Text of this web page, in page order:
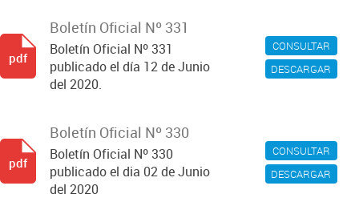
CONSULTAR
DESCARGAR
Boletín Oficial Nº 331
Boletín Oficial Nº 331
publicado el día 12 de Junio
del 2020.
pdf
CONSULTAR
DESCARGAR
Boletín Oficial Nº 330
Boletín Oficial Nº 330
publicado el dia 02 de Junio
del 2020
pdf